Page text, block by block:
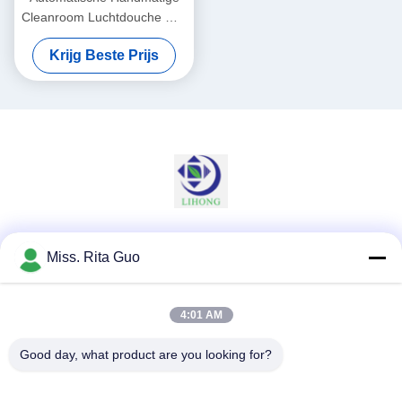
Cleanroom Luchtdouche met
Centrifugaalventilator en
LED-verlichting voor
Verwijdering van
Krijg Beste Prijs
Miss. Rita Guo
4:01 AM
Good day, what product are you looking for?